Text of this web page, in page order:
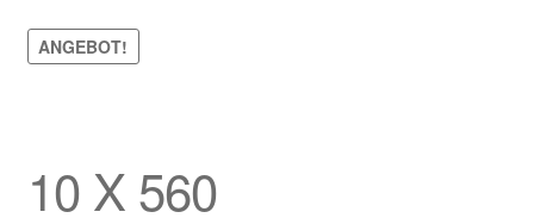
Blog
Impressum
ANGEBOT!
10 X 560